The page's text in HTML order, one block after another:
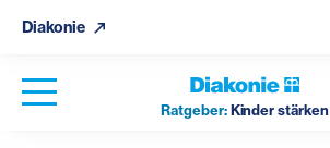
Diakonie
Ratgeber:Kinder stärken